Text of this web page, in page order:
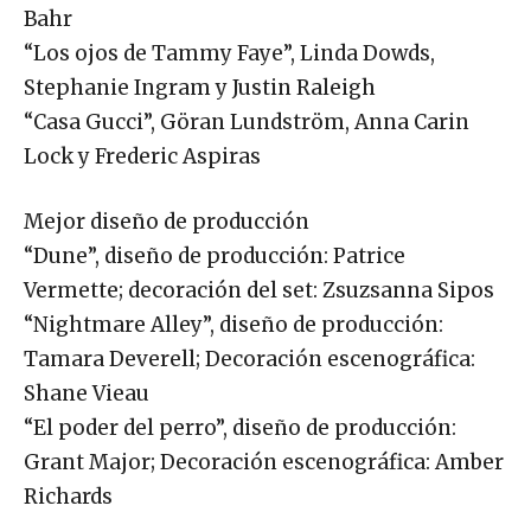
Bahr
“Los ojos de Tammy Faye”, Linda Dowds,
Stephanie Ingram y Justin Raleigh
“Casa Gucci”, Göran Lundström, Anna Carin
Lock y Frederic Aspiras
Mejor diseño de producción
“Dune”, diseño de producción: Patrice
Vermette; decoración del set: Zsuzsanna Sipos
“Nightmare Alley”, diseño de producción:
Tamara Deverell; Decoración escenográfica:
Shane Vieau
“El poder del perro”, diseño de producción:
Grant Major; Decoración escenográfica: Amber
Richards